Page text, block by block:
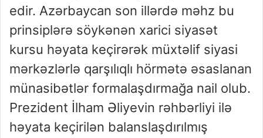
edir. Azərbaycan son illərdə məhz bu
prinsiplərə söykənən xarici siyasət
kursu həyata keçirərək müxtəlif siyasi
mərkəzlərlə qarşılıqlı hörmətə əsaslanan
münasibətlər formalaşdırmağa nail olub.
Prezident İlham Əliyevin rəhbərliyi ilə
həyata keçirilən balanslaşdırılmış